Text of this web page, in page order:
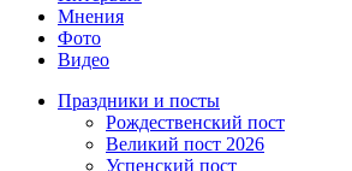
Мнения
Фото
Видео
Праздники и посты
Рождественский пост
Великий пост 2026
Успенский пост